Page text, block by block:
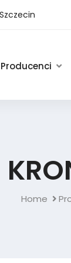
Producenci
Home